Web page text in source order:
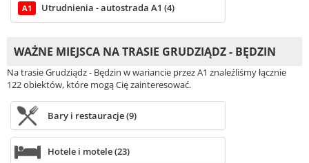
A1 Utrudnienia - autostrada A1 (4)
WAŻNE MIEJSCA NA TRASIE GRUDZIĄDZ - BĘDZIN
Na trasie Grudziądz - Będzin w wariancie przez A1 znaleźliśmy łącznie
122 obiektów, które mogą Cię zainteresować.
Bary i restauracje (9)
Hotele i motele (23)